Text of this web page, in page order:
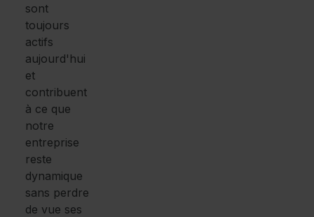
sont
toujours
actifs
aujourd'hui
et
contribuent
à ce que
notre
entreprise
reste
dynamique
sans perdre
de vue ses